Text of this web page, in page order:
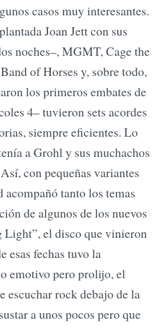
casos muy interesantes.
Joan Jett con sus
noches–, MGMT, Cage the
of Horses y, sobre todo,
los primeros embates de
4– tuvieron sets acordes
siempre eficientes. Lo
a Grohl y sus muchachos
con pequeñas variantes
tanto los temas
de algunos de los nuevos
Light”, el disco que vinieron
esas fechas tuvo la
emotivo pero prolijo, el
escuchar rock debajo de la
a unos pocos pero que